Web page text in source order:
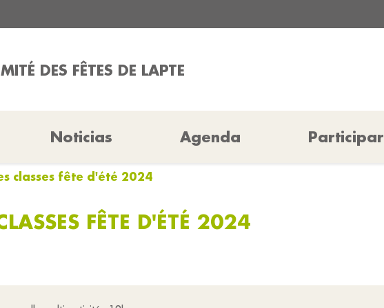
DES FÊTES DE LAPTE
Noticias Agenda Participar
classes fête d'été 2024
FÊTE D'ÉTÉ 2024